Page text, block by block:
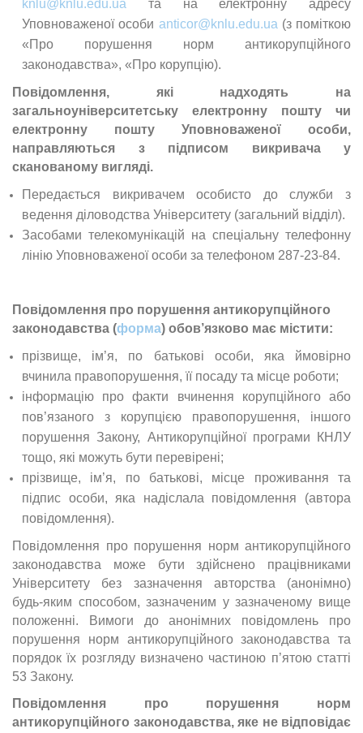
knlu@knlu.edu.ua та на електронну адресу
Уповноваженої особи anticor@knlu.edu.ua (з поміткою
«Про порушення норм антикорупційного
законодавства», «Про корупцію).
Повідомлення, які надходять на
загальноуніверситетську електронну пошту чи
електронну пошту Уповноваженої особи,
направляються з підписом викривача у
сканованому вигляді.
Передається викривачем особисто до служби з
ведення діловодства Університету (загальний відділ).
Засобами телекомунікацій на спеціальну телефонну
лінію Уповноваженої особи за телефоном 287-23-84.
Повідомлення про порушення антикорупційного
законодавства (форма) обов’язково має містити:
прізвище, ім’я, по батькові особи, яка ймовірно
вчинила правопорушення, її посаду та місце роботи;
інформацію про факти вчинення корупційного або
пов’язаного з корупцією правопорушення, іншого
порушення Закону, Антикорупційної програми КНЛУ
тощо, які можуть бути перевірені;
прізвище, ім’я, по батькові, місце проживання та
підпис особи, яка надіслала повідомлення (автора
повідомлення).
Повідомлення про порушення норм антикорупційного
законодавства може бути здійснено працівниками
Університету без зазначення авторства (анонімно)
будь-яким способом, зазначеним у зазначеному вище
положенні. Вимоги до анонімних повідомлень про
порушення норм антикорупційного законодавства та
порядок їх розгляду визначено частиною п’ятою статті
53 Закону.
Повідомлення про порушення норм
антикорупційного законодавства, яке не відповідає